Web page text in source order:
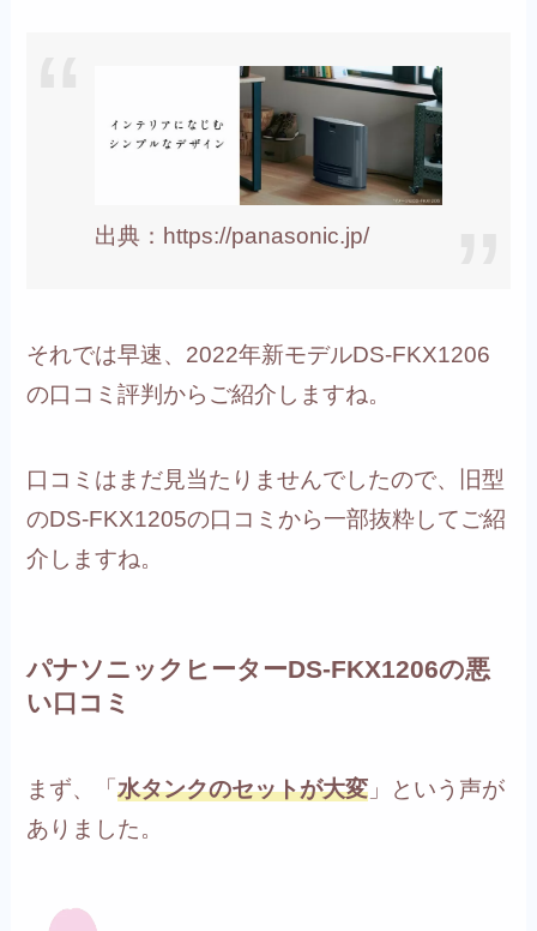
出典：https://panasonic.jp/
それでは早速、2022年新モデルDS-FKX1206
の口コミ評判からご紹介しますね。
口コミはまだ見当たりませんでしたので、旧型
のDS-FKX1205の口コミから一部抜粋してご紹
介しますね。
パナソニックヒーターDS-FKX1206の悪
い口コミ
まず、「水タンクのセットが大変 」という声が
ありました。